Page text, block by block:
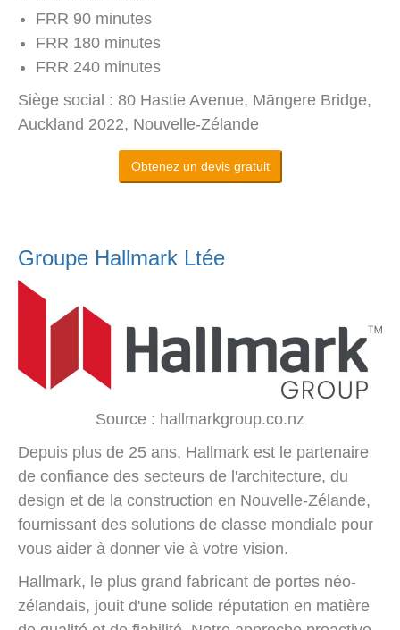
FRR 90 minutes
FRR 180 minutes
FRR 240 minutes
Siège social : 80 Hastie Avenue, Māngere Bridge,
Auckland 2022, Nouvelle-Zélande
Obtenez un devis gratuit
Groupe Hallmark Ltée
Source : hallmarkgroup.co.nz
Depuis plus de 25 ans, Hallmark est le partenaire
de confiance des secteurs de l'architecture, du
design et de la construction en Nouvelle-Zélande,
fournissant des solutions de classe mondiale pour
vous aider à donner vie à votre vision.
Hallmark, le plus grand fabricant de portes néo-
zélandais, jouit d'une solide réputation en matière